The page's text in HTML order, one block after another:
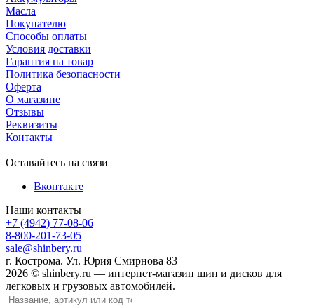
Масла
Покупателю
Способы оплаты
Условия доставки
Гарантия на товар
Политика безопасности
Оферта
О магазине
Отзывы
Реквизиты
Контакты
Оставайтесь на связи
Вконтакте
Наши контакты
+7 (4942) 77-08-06
8-800-201-73-05
sale@shinbery.ru
г. Кострома. Ул. Юрия Смирнова 83
2026 © shinbery.ru — интернет-магазин шин и дисков для
легковых и грузовых автомобилей.